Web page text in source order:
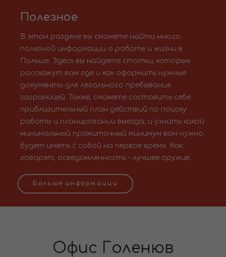
Полезное
В этом разделе вы сможете найти много
полезной информации о работе и жизни в
Польше. Здесь вы найдете статьи, которые
расскажут вам где и как оформить нужные
документы для легального пребывания
заграницей. Также, сможете составить себе
приблизительный план действий по поиску
работы и планировании выезда; и узнать какой
минимальный прожиточный минимум вам нужно
будет иметь с собой на первое время. Как
говорят, осведомленность - лучшее оружие.
Больше информации
Офис Голенюв